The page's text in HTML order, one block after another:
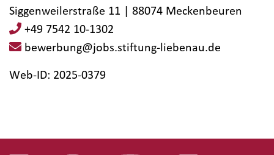
Siggenweilerstraße 11 | 88074 Meckenbeuren
+49 7542 10-1302
bewerbung@jobs.stiftung-liebenau.de
Web-ID: 2025-0379